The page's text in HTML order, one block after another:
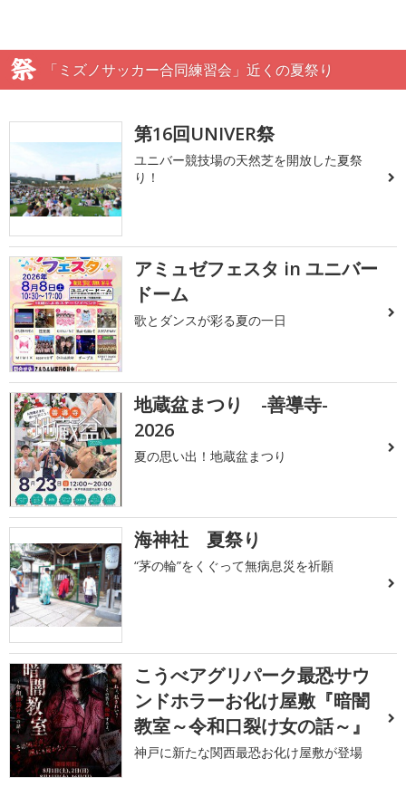
「ミズノサッカー合同練習会」近くの夏祭り
第16回UNIVER祭
ユニバー競技場の天然芝を開放した夏祭
り！
アミュゼフェスタ in ユニバー
ドーム
歌とダンスが彩る夏の一日
地蔵盆まつり -善導寺-
2026
夏の思い出！地蔵盆まつり
海神社 夏祭り
“茅の輪”をくぐって無病息災を祈願
こうべアグリパーク最恐サウ
ンドホラーお化け屋敷『暗闇
教室～令和口裂け女の話～』
神戸に新たな関西最恐お化け屋敷が登場